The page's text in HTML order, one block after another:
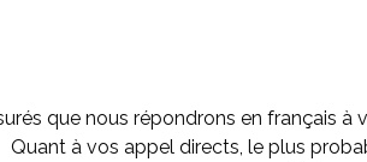
que nous répondrons en français à
Quant à vos appel directs, le plus